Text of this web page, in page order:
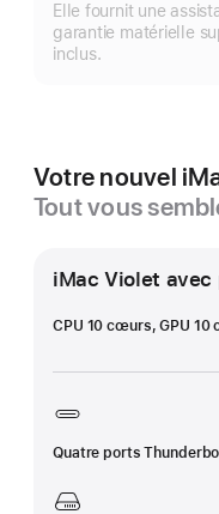
Elle fournit une
garantie matérielle
inclus.
Votre nouvel
Tout vous
iMac Violet avec
CPU 10 cœurs, GPU
Quatre ports